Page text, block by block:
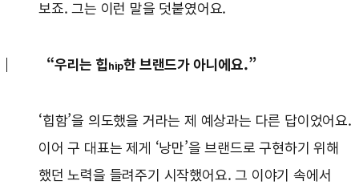
보죠. 그는 이런 말을 덧붙였어요.
“우리는 힙hip한 브랜드가 아니에요.”
‘힙함’을 의도했을 거라는 제 예상과는 다른 답이었어요.
이어 구 대표는 제게 ‘낭만’을 브랜드로 구현하기 위해
했던 노력을 들려주기 시작했어요. 그 이야기 속에서